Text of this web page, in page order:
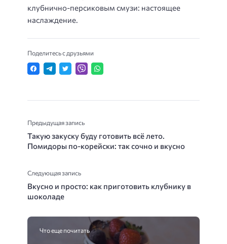
клубнично-персиковым смузи: настоящее
наслаждение.
Поделитесь с друзьями
Предыдущая запись
Такую закуску буду готовить всё лето.
Помидоры по-корейски: так сочно и вкусно
Следующая запись
Вкусно и просто: как приготовить клубнику в
шоколаде
Что еще почитать